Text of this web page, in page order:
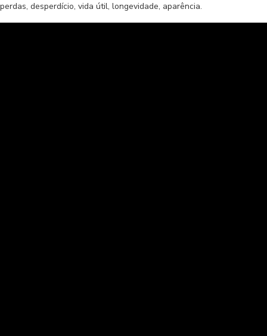
perdas, desperdício, vida útil, longevidade, aparência.